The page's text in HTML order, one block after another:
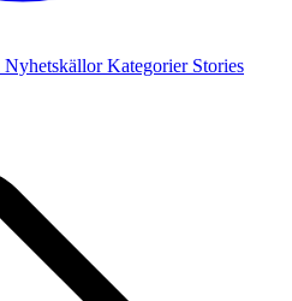
NyhetskällorKategorier Stories